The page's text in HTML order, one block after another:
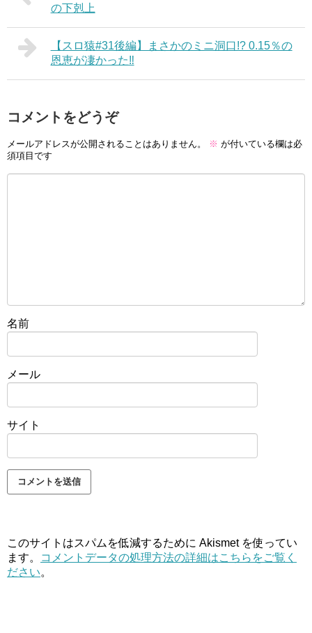
の下剋上
【スロ猿#31後編】まさかのミニ洞口!? 0.15％の
恩恵が凄かった‼
コメントをどうぞ
メールアドレスが公開されることはありません。 ※ が付いている欄は必
須項目です
名前
メール
サイト
このサイトはスパムを低減するために Akismet を使ってい
ます。
コメントデータの処理方法の詳細はこちらをご覧く
ださい。